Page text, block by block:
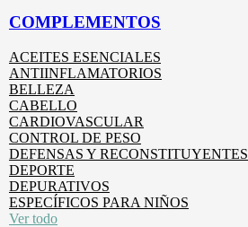
COMPLEMENTOS
ACEITES ESENCIALES
ANTIINFLAMATORIOS
BELLEZA
CABELLO
CARDIOVASCULAR
CONTROL DE PESO
DEFENSAS Y RECONSTITUYENTES
DEPORTE
DEPURATIVOS
ESPECÍFICOS PARA NIÑOS
Ver todo